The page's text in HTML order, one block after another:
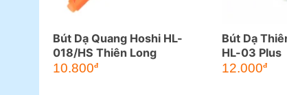
Bút Dạ Quang Hoshi HL-
018/HS Thiên Long
10.800đ
Bút Dạ
HL-03 Plus
12.000đ